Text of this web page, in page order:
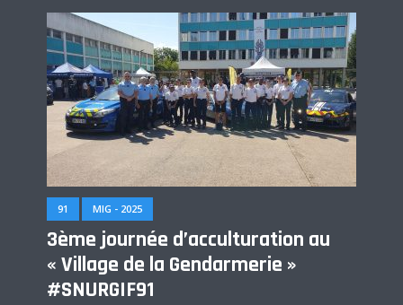
91 MIG - 2025
3ème journée d’acculturation au
« Village de la Gendarmerie »
#SNURGIF91